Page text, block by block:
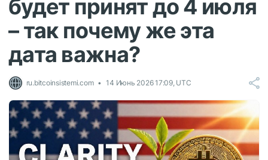
будет принят до 4 июля
– так почему же эта
дата важна?
ru.bitcoinsistemi.com 14 Июнь 2026 17:09, UTC